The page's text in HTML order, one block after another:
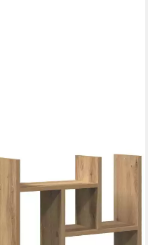
Mehrzweckregal 34,5 x 15,5 x
35,5 cm Schreibtisch
Organizer Eichenholz
345x155x355 cm